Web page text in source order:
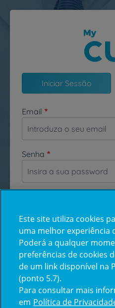
Passar para o conteúdo
Iniciar Sessão
Email
Senha
Esqueceu-se da
Inicie
Centro de Apoio ao Cliente |
Este site utiliza cookies
uma melhor experiência
Poderá a qualquer
preferências de cookies
de um link disponível na
(ponto 5.7).
Para consultar mais
em Política de